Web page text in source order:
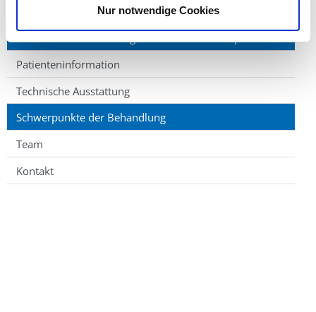
Nur notwendige Cookies
Kliniken & Institute
Patienteninformation
Technische Ausstattung
Schwerpunkte der Behandlung
Team
Kontakt